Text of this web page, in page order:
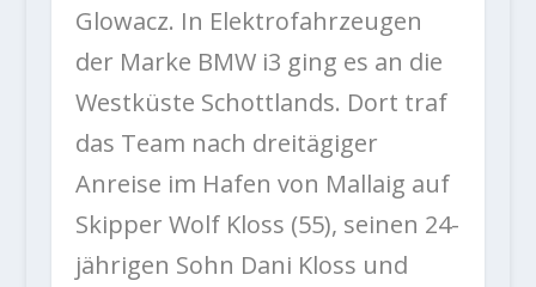
Glowacz. In Elektrofahrzeugen
der Marke BMW i3 ging es an die
Westküste Schottlands. Dort traf
das Team nach dreitägiger
Anreise im Hafen von Mallaig auf
Skipper Wolf Kloss (55), seinen 24-
jährigen Sohn Dani Kloss und